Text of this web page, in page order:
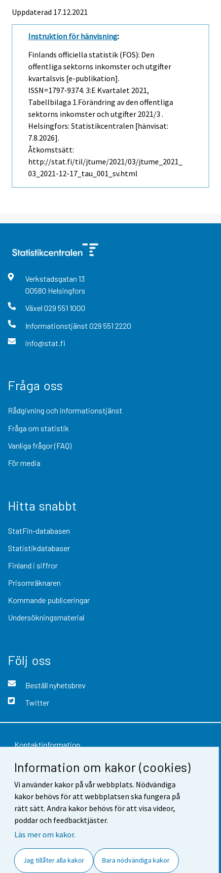
Information om kakor (cookies)
Vi använder kakor på vår webbplats. Nödvändiga
kakor behövs för att webbplatsen ska fungera på
rätt sätt. Andra kakor behövs för att visa videor,
poddar och feedbacktjäster.
Läs mer om kakor.
Jag tillåter alla kakor Bara nödvändiga kakor
Uppdaterad 17.12.2021
Instruktion för hänvisning:
Finlands officiella statistik (FOS): Den
offentliga sektorns inkomster och utgifter
kvartalsvis [e-publikation].
ISSN=1797-9374. 3:e Kvartalet 2021,
Tabellbilaga 1.Förändring av den offentliga
sektorns inkomster och utgifter 2021/3 .
Helsingfors: Statistikcentralen [hänvisat:
7.8.2026].
Åtkomstsätt:
http://stat.fi/til/jtume/2021/03/jtume_2021_
03_2021-12-17_tau_001_sv.html
Verkstadsgatan 13
00580 Helsingfors
Växel 029 551 1000
Informationstjänst 029 551 2220
info@stat.fi
Fråga oss
Rådgivning och informationstjänst
Fråga om statistik
Vanliga frågor (FAQ)
För media
Hitta snabbt
StatFin-databasen
Statistikdatabaser
Finland i siffror
Prisomräknaren
Kommande publiceringar
Undersökningsmaterial
Följ oss
Beställ nyhetsbrev
Twitter
Kontaktinformation
Respons
Användarvillkor
Dataskydd
Tillgänglighet
Cookie-inställningar